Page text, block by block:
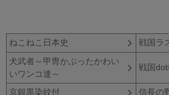
ねこねこ日本史
戦国ラ
犬武者～甲冑かぶったかわい
いワンコ達～
戦国
京銀黒染紋付
信長の